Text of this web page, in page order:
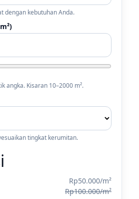
dengan kebutuhan Anda.
angka. Kisaran 10–2000 m².
tingkat kerumitan.
Rp50.000/m²
Rp100.000/m²